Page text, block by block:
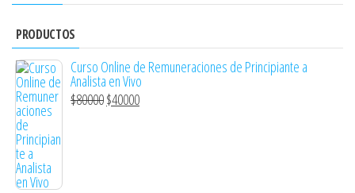
PRODUCTOS
Curso Online de Remuneraciones de Principiante a
Analista en Vivo
$80000$40000